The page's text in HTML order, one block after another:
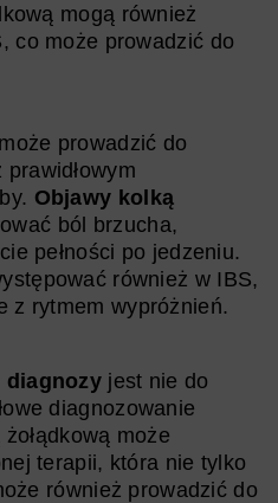
mogą również
co może prowadzić do
prowadzić do
Objawy kolką
ból brzucha,
pełności po jedzeniu.
również w IBS,
z rytmem wypróżnień.
diagnozy jest nie do
diagnozowanie
może
terapii, która nie tylko
również prowadzić do